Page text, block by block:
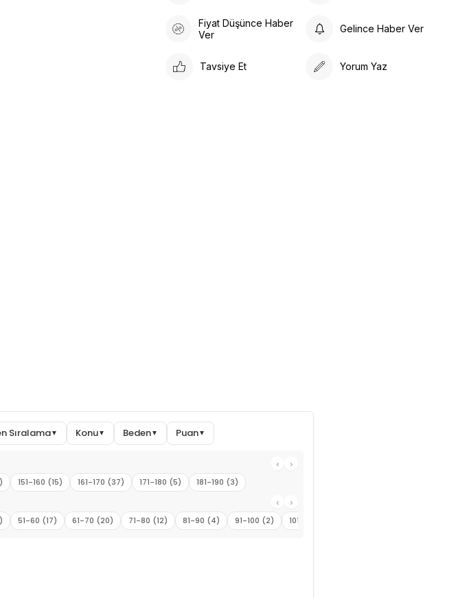
Fiyat Düşünce Haber
Ver
Gelince Haber Ver
Tavsiye Et Yorum Yaz
Sıralama▼ Konu▼ Beden▼ Puan▼
‹
›
151-160 (15) 161-170 (37) 171-180 (5) 181-190 (3)
‹
›
51-60 (17) 61-70 (20) 71-80 (12) 81-90 (4) 91-100 (2) 101-110 (2)